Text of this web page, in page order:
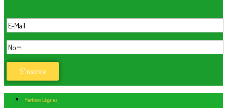
Mentions Légales